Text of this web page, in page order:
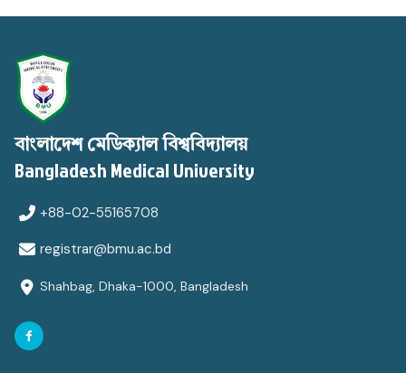
বাংলাদেশ মেডিক্যাল বিশ্ববিদ্যালয়
Bangladesh Medical University
+88-02-55165708
registrar@bmu.ac.bd
Shahbag, Dhaka-1000, Bangladesh